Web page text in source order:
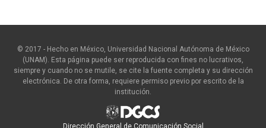
© 2017 - Hecho en México, Universidad Nacional Autónoma de México
(UNAM). Esta página puede ser reproducida con fines no lucrativos,
siempre y cuando no se mutile, se cite la fuente completa y su dirección
electrónica. De otra forma, requiere permiso previo por escrito de la
institución.
Dirección General de Comunicación Social